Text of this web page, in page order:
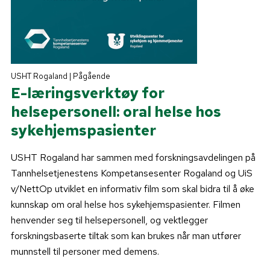
USHT Rogaland | Pågående
E-læringsverktøy for
helsepersonell: oral helse hos
sykehjemspasienter
USHT Rogaland har sammen med forskningsavdelingen på
Tannhelsetjenestens Kompetansesenter Rogaland og UiS
v/NettOp utviklet en informativ film som skal bidra til å øke
kunnskap om oral helse hos sykehjemspasienter. Filmen
henvender seg til helsepersonell, og vektlegger
forskningsbaserte tiltak som kan brukes når man utfører
munnstell til personer med demens.